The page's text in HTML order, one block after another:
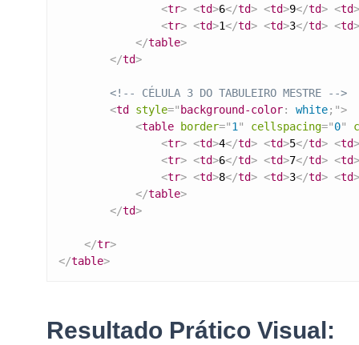
<tr> <td>6</td> <td>9</td> <td>
<tr> <td>1</td> <td>3</td> <td>
</table>
</td>
<!-- CÉLULA 3 DO TABULEIRO MESTRE -->
<td style=" background-color: white; ">
<table border="1" cellspacing="0"
<tr> <td>4</td> <td>5</td> <td>
<tr> <td>6</td> <td>7</td> <td>
<tr> <td>8</td> <td>3</td> <td>
</table>
</td>
</tr>
</table>
Resultado Prático Visual: